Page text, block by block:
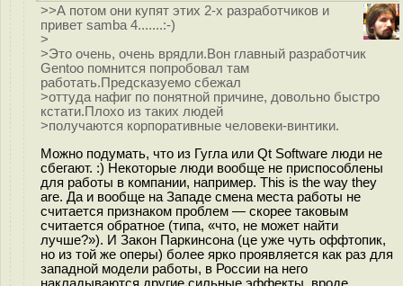
>>А потом они купят этих 2-х разработчиков и
привет samba 4.......:-)
>
>Это очень, очень врядли.Вон главный разработчик
Gentoo помнится попробовал там
работать.Предсказуемо сбежал
>оттуда нафиг по понятной причине, довольно быстро
кстати.Плохо из таких людей
>получаются корпоративные человеки-винтики.
Можно подумать, что из Гугла или Qt Software люди не
сбегают. :) Некоторые люди вообще не приспособлены
для работы в компании, например. This is the way they
are. Да и вообще на Западе смена места работы не
считается признаком проблем — скорее таковым
считается обратное (типа, «что, не может найти
лучше?»). И Закон Паркинсона (це уже чуть оффтопик,
но из той же оперы) более ярко проявляется как раз для
западной модели работы, в России на него